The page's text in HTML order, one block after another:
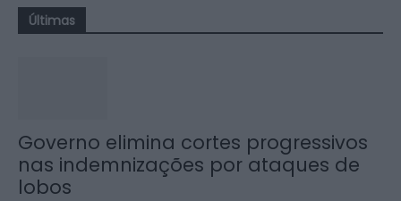
Últimas
Governo elimina cortes progressivos
nas indemnizações por ataques de
lobos